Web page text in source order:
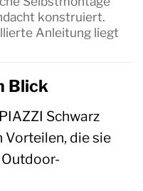
konstruiert.
Anleitung liegt
Blick
Schwarz
Vorteilen, die sie